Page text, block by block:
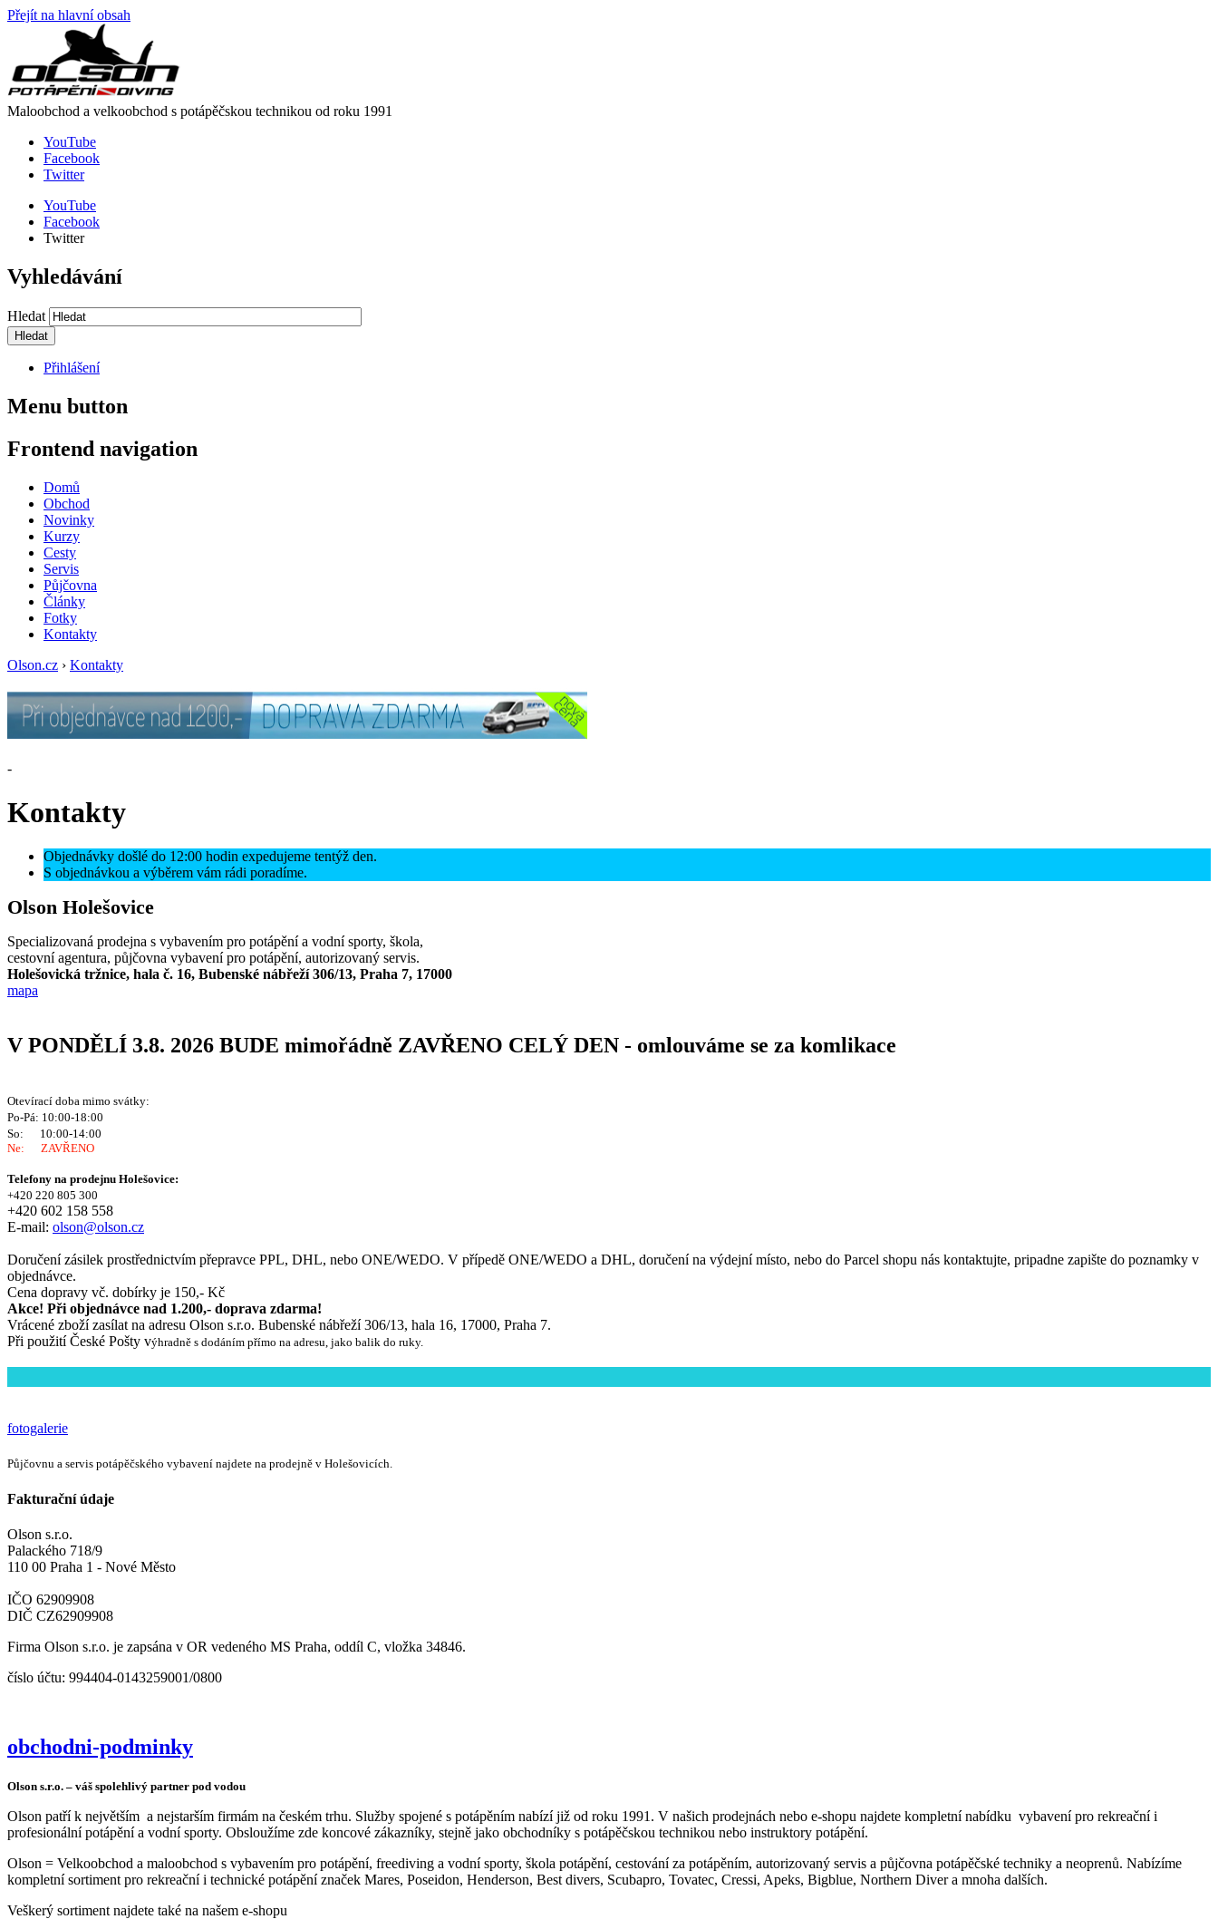
Přejít na hlavní obsah
Maloobchod a velkoobchod s potápěčskou technikou od roku 1991
YouTube
Facebook
Twitter
YouTube
Facebook
Twitter
Vyhledávání
Hledat
Přihlášení
Menu button
Frontend navigation
Domů
Obchod
Novinky
Kurzy
Cesty
Servis
Půjčovna
Články
Fotky
Kontakty
Olson.cz › Kontakty
-
Kontakty
Objednávky došlé do 12:00 hodin expedujeme tentýž den.
S objednávkou a výběrem vám rádi poradíme.
Olson Holešovice
Specializovaná prodejna s vybavením pro potápění a vodní sporty, škola,
cestovní agentura, půjčovna vybavení pro potápění, autorizovaný servis.
Holešovická tržnice, hala č. 16, Bubenské nábřeží 306/13, Praha 7, 17000
mapa
V PONDĚLÍ 3.8. 2026 BUDE mimořádně ZAVŘENO CELÝ DEN - omlouváme se za komlikace
Otevírací doba mimo svátky:
Po-Pá: 10:00-18:00
So: 10:00-14:00
Ne: ZAVŘENO
Telefony na prodejnu Holešovice:
+420 220 805 300
+420 602 158 558
E-mail: olson@olson.cz
Doručení zásilek prostřednictvím přepravce PPL, DHL, nebo ONE/WEDO. V přípedě ONE/WEDO a DHL, doručení na výdejní místo, nebo do Parcel shopu nás kontaktujte, pripadne zapište do poznamky v
objednávce.
Cena dopravy vč. dobírky je 150,- Kč
Akce! Při objednávce nad 1.200,- doprava zdarma!
Vrácené zboží zasílat na adresu Olson s.r.o. Bubenské nábřeží 306/13, hala 16, 17000, Praha 7.
Při použití České Pošty výhradně s dodáním přímo na adresu, jako balik do ruky.
fotogalerie
Půjčovnu a servis potápěčského vybavení najdete na prodejně v Holešovicích.
Fakturační údaje
Olson s.r.o.
Palackého 718/9
110 00 Praha 1 - Nové Město
IČO 62909908
DIČ CZ62909908
Firma Olson s.r.o. je zapsána v OR vedeného MS Praha, oddíl C, vložka 34846.
číslo účtu: 994404-0143259001/0800
obchodni-podminky
Olson s.r.o. – váš spolehlivý partner pod vodou
Olson patří k největším a nejstarším firmám na českém trhu. Služby spojené s potápěním nabízí již od roku 1991. V našich prodejnách nebo e-shopu najdete kompletní nabídku vybavení pro rekreační i
profesionální potápění a vodní sporty. Obsloužíme zde koncové zákazníky, stejně jako obchodníky s potápěčskou technikou nebo instruktory potápění.
Olson = Velkoobchod a maloobchod s vybavením pro potápění, freediving a vodní sporty, škola potápění, cestování za potápěním, autorizovaný servis a půjčovna potápěčské techniky a neoprenů. Nabízíme
kompletní sortiment pro rekreační i technické potápění značek Mares, Poseidon, Henderson, Best divers, Scubapro, Tovatec, Cressi, Apeks, Bigblue, Northern Diver a mnoha dalších.
Veškerý sortiment najdete také na našem e-shopu